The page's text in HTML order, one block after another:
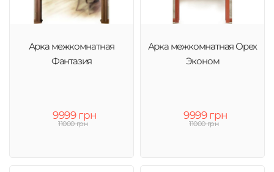
Арка межкомнатная
Фантазия
9999 грн
11000 грн
Арка межкомнатная Орех
Эконом
9999 грн
11000 грн